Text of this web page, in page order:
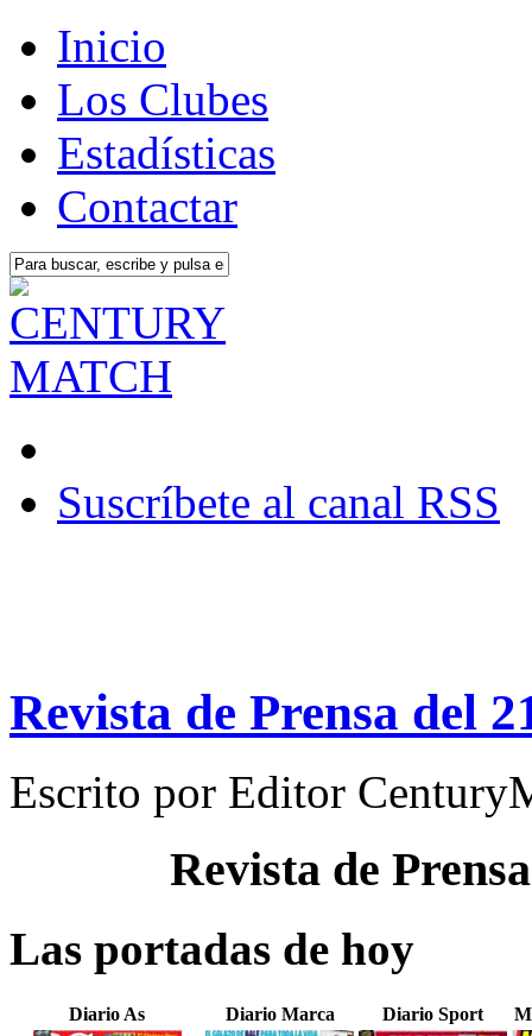
Inicio
Los Clubes
Estadísticas
Contactar
Suscríbete al canal RSS
Revista de Prensa del
Escrito por Editor
Revista de
Las portadas de hoy
Diario As Diario Marca Diario Sport